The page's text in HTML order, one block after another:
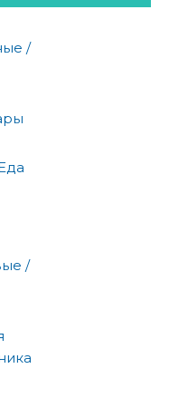
/
/